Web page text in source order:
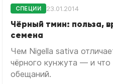
СПЕЦИИ 23.01.2014
Чёрный тмин: польза,
семена
Чем Nigella sativa
чёрного кунжута — и что
обещаний.